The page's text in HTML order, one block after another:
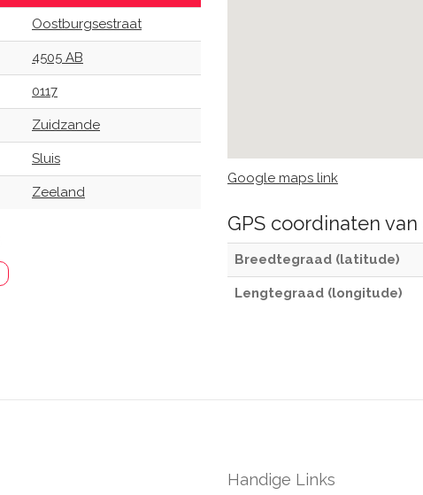
Oostburgsestraat
4505 AB
0117
Zuidzande
Sluis
Zeeland
Google maps link
GPS coordinaten van
Breedtegraad (latitude)
Lengtegraad (longitude)
Handige Links